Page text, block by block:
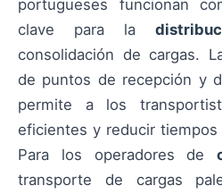
portugueses funcionan
clave para la
consolidación de cargas.
de puntos de recepción y
permite a los
eficientes y reducir
Para los operadores de
transporte de cargas